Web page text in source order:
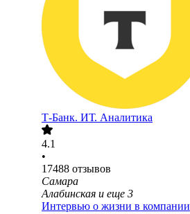
Т-Банк. ИТ. Аналитика
4.1
•
17488 отзывов
Самара
Алабинская и еще 3
Интервью о жизни в компании